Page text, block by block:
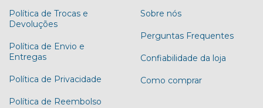
Política de Trocas e
Devoluções
Política de Envio e
Entregas
Política de Privacidade
Política de Reembolso
Sobre nós
Perguntas Frequentes
Confiabilidade da loja
Como comprar